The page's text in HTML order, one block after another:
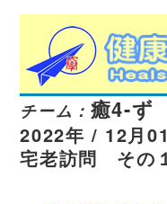
チーム： 癒4-ず
2022年 / 12月
宅老訪問 その